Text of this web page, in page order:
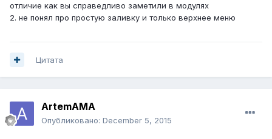
отличие как вы справедливо заметили в модулях
2. не понял про простую заливку и только верхнее меню
Цитата
ArtemAMA
Опубликовано: December 5, 2015